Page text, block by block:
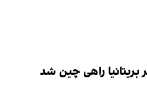
راهی چین شد